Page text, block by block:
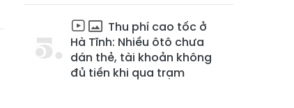
Thu phí cao tốc ở
Hà Tĩnh: Nhiều ôtô chưa
dán thẻ, tài khoản không
đủ tiền khi qua trạm